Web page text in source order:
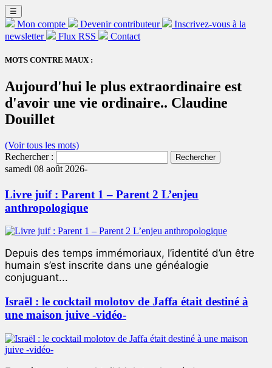
☰
Mon compte Devenir contributeur
Inscrivez-vous à la
newsletter
Flux RSS Contact
MOTS CONTRE MAUX :
Aujourd'hui le plus extraordinaire est
d'avoir une vie ordinaire.. Claudine
Douillet
(Voir tous les mots)
Rechercher :
samedi 08 août 2026-
Livre juif : Parent 1 – Parent 2 L’enjeu
anthropologique
Depuis des temps immémoriaux, l’identité d’un être
humain s’est inscrite dans une généalogie
conjuguant...
Israël : le cocktail molotov de Jaffa était destiné à
une maison juive -vidéo-